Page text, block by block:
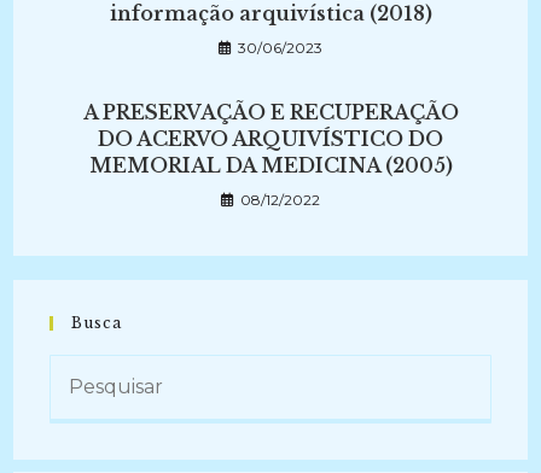
informação arquivística (2018)
30/06/2023
A PRESERVAÇÃO E RECUPERAÇÃO
DO ACERVO ARQUIVÍSTICO DO
MEMORIAL DA MEDICINA (2005)
08/12/2022
Busca